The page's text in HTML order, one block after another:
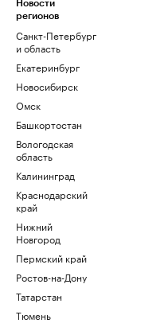
Новости
регионов
Санкт-Петербург
и область
Екатеринбург
Новосибирск
Омск
Башкортостан
Вологодская
область
Калининград
Краснодарский
край
Нижний
Новгород
Пермский край
Ростов-на-Дону
Татарстан
Тюмень